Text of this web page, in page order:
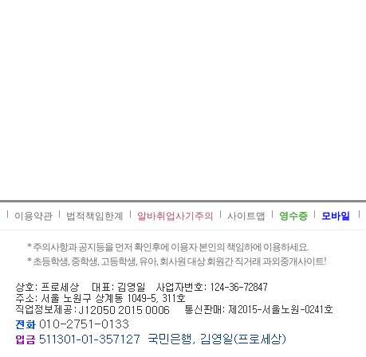
이용약관 법적책임한계 알바취업사기주의 사이트맵 영수증 모바일
* 주의사항과 공지등을 먼저 확인후에 이용자 본인의 책임하에 이용하세요.
* 초등학생, 중학생, 고등학생, 유아, 회사원 대상 회원간 직거래 과외중개사이트!